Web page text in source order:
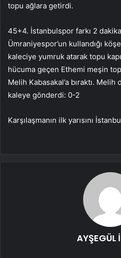
topu ağlara getirdi.
45+4. İstanbulspor farkı 2
Ümraniyespor’un kullandığı
kaleciye yumruk atarak topu
hücuma geçen Ethemi meşin
Melih Kabasakal’a bıraktı.
kaleye gönderdi: 0-2
Karşılaşmanın ilk yarısını
AYŞEGÜL